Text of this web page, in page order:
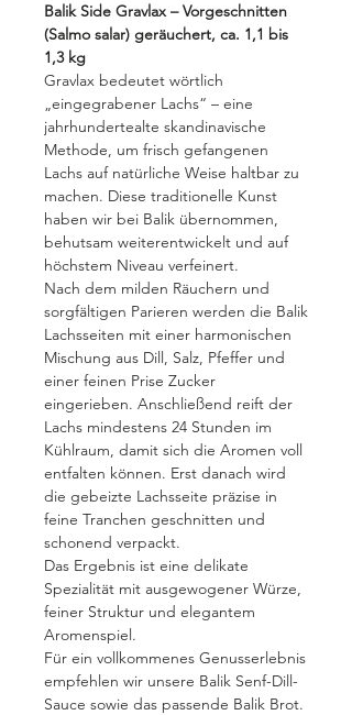
Balik Side Gravlax – Vorgeschnitten
(Salmo salar) geräuchert, ca. 1,1 bis
1,3 kg
Gravlax bedeutet wörtlich
„eingegrabener Lachs“ – eine
jahrhundertealte skandinavische
Methode, um frisch gefangenen
Lachs auf natürliche Weise haltbar zu
machen. Diese traditionelle Kunst
haben wir bei Balik übernommen,
behutsam weiterentwickelt und auf
höchstem Niveau verfeinert.
Nach dem milden Räuchern und
sorgfältigen Parieren werden die Balik
Lachsseiten mit einer harmonischen
Mischung aus Dill, Salz, Pfeffer und
einer feinen Prise Zucker
eingerieben. Anschließend reift der
Lachs mindestens 24 Stunden im
Kühlraum, damit sich die Aromen voll
entfalten können. Erst danach wird
die gebeizte Lachsseite präzise in
feine Tranchen geschnitten und
schonend verpackt.
Das Ergebnis ist eine delikate
Spezialität mit ausgewogener Würze,
feiner Struktur und elegantem
Aromenspiel.
Für ein vollkommenes Genusserlebnis
empfehlen wir unsere Balik Senf-Dill-
Sauce sowie das passende Balik Brot.